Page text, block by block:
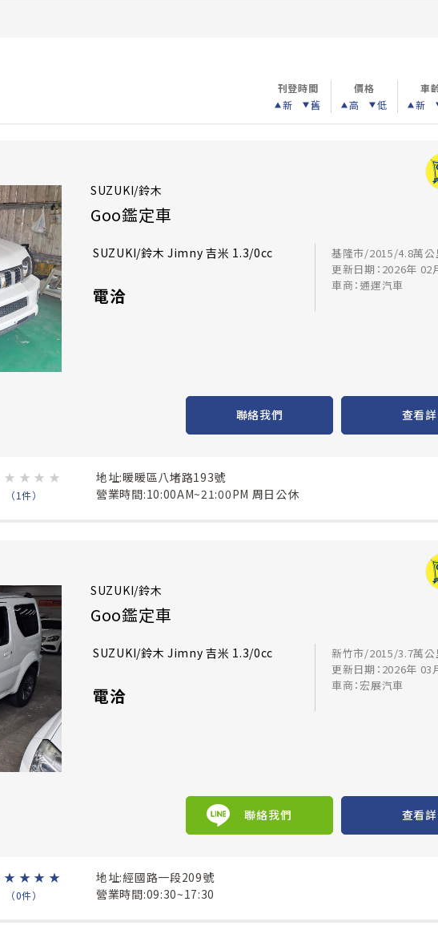
刊登時間
新
舊
價格
高
低
車
新
SUZUKI/鈴木
Goo鑑定車
SUZUKI/鈴木 Jimny 吉米 1.3/0cc
電洽
基隆市/2015/4.8萬公
更新日期：2026年 02
車商：通運汽車
聯絡我們 查看
★ ★ ★ ★
（1件）
地址:暖暖區八堵路193號
營業時間:10:00AM~21:00PM 周日公休
SUZUKI/鈴木
Goo鑑定車
SUZUKI/鈴木 Jimny 吉米 1.3/0cc
電洽
新竹市/2015/3.7萬公
更新日期：2026年 03
車商：宏展汽車
聯絡我們 查看
★ ★ ★ ★
（0件）
地址:經國路一段209號
營業時間:09:30~17:30